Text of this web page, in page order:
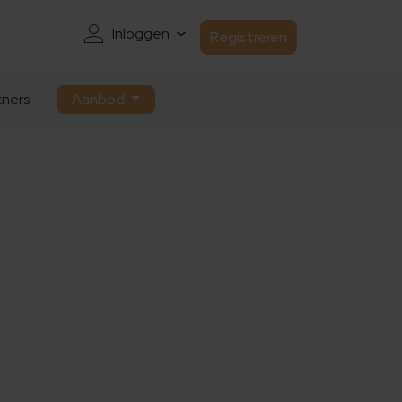
Inloggen Registreren
Aanbod